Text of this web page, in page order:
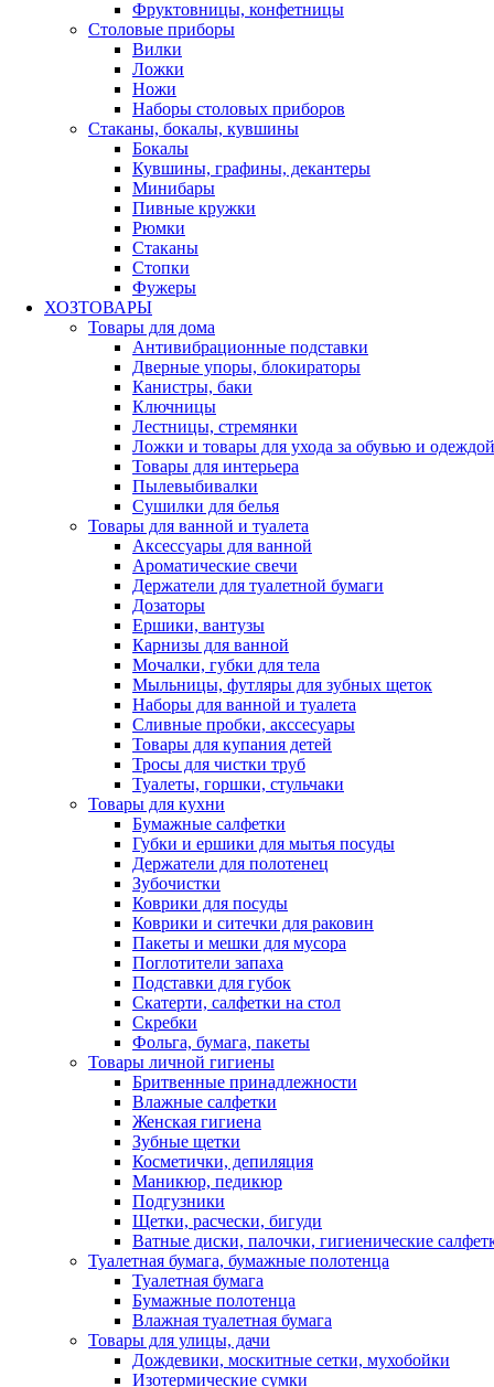
Фруктовницы, конфетницы
Столовые приборы
Вилки
Ложки
Ножи
Наборы столовых приборов
Стаканы, бокалы, кувшины
Бокалы
Кувшины, графины, декантеры
Минибары
Пивные кружки
Рюмки
Стаканы
Стопки
Фужеры
ХОЗТОВАРЫ
Товары для дома
Антивибрационные подставки
Дверные упоры, блокираторы
Канистры, баки
Ключницы
Лестницы, стремянки
Ложки и товары для ухода за обувью и одеждой
Товары для интерьера
Пылевыбивалки
Сушилки для белья
Товары для ванной и туалета
Аксессуары для ванной
Ароматические свечи
Держатели для туалетной бумаги
Дозаторы
Ершики, вантузы
Карнизы для ванной
Мочалки, губки для тела
Мыльницы, футляры для зубных щеток
Наборы для ванной и туалета
Сливные пробки, акссесуары
Товары для купания детей
Тросы для чистки труб
Туалеты, горшки, стульчаки
Товары для кухни
Бумажные салфетки
Губки и ершики для мытья посуды
Держатели для полотенец
Зубочистки
Коврики для посуды
Коврики и ситечки для раковин
Пакеты и мешки для мусора
Поглотители запаха
Подставки для губок
Скатерти, салфетки на стол
Скребки
Фольга, бумага, пакеты
Товары личной гигиены
Бритвенные принадлежности
Влажные салфетки
Женская гигиена
Зубные щетки
Косметички, депиляция
Маникюр, педикюр
Подгузники
Щетки, расчески, бигуди
Ватные диски, палочки, гигиенические
Туалетная бумага, бумажные полотенца
Туалетная бумага
Бумажные полотенца
Влажная туалетная бумага
Товары для улицы, дачи
Дождевики, москитные сетки, мухобойки
Изотермические сумки